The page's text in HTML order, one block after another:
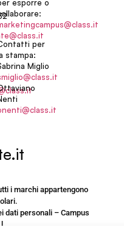
esporre o
per
stampa:
Miglio
i marchi appartengono
dati personali – Campus